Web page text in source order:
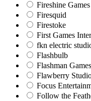
Fireshine Games
Firesquid
Firestoke
First Games
fkn electric
Flashbulb
Flashman Games
Flawberry
Focus
Follow the